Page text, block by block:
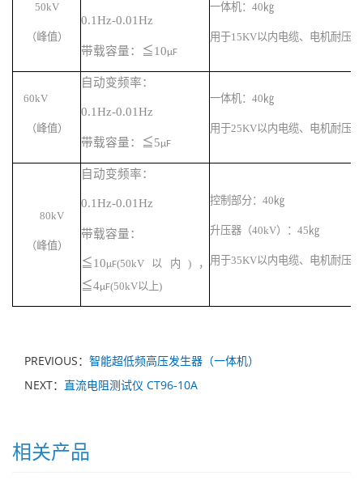
50kV
（峰值）
0.1Hz-0.01Hz
带载容量： ≦10µF
一体机： 40 ㎏
用于15KV以内电缆、电机耐压
60kV
（峰值）
自动变频率：
0.1Hz-0.01Hz
带载容量： ≦5µF
一体机： 40 ㎏
用于25KV以内电缆、电机耐压
80kV
（峰值）
自动变频率：
0.1Hz-0.01Hz
带载容量：
≦10µF(50kV 以内 )，
≦4µF(50kV以上)
控制 部分： 40 ㎏
升压器（40kV）： 45 ㎏
用于35KV以内电缆、电机耐压
PREVIOUS： 智能超低频高压发生器（一体机）
NEXT： 直流电阻测试仪 CT96-10A
相关产品